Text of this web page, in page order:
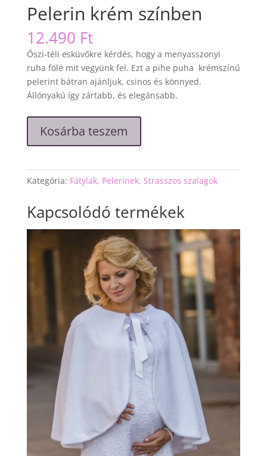
Pelerin krém színben
12.490 Ft
Őszi-téli esküvőkre kérdés, hogy a menyasszonyi
ruha fölé mit vegyünk fel. Ezt a pihe puha krémszínű
pelerint bátran ajánljuk, csinos és könnyed.
Állónyakú így zártabb, és elegánsabb.
krém
színben
Kosárba teszem
Kategória: Fátylak, Pelerinek, Strasszos szalagok
Kapcsolódó termékek